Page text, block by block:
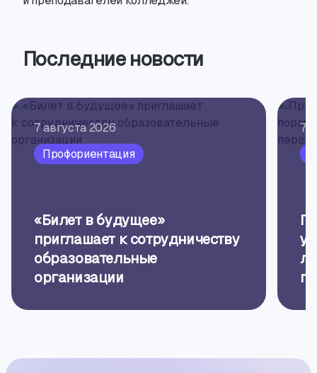
Последние новости
7 августа 2026
Профориентация
«Билет в будущее»
приглашает к сотрудничеству
образовательные
организации
7